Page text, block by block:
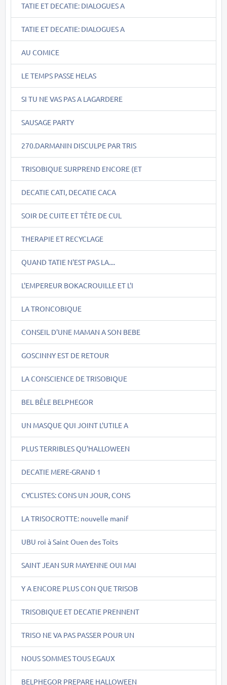
TATIE ET DECATIE: DIALOGUES A
TATIE ET DECATIE: DIALOGUES A
AU COMICE
LE TEMPS PASSE HELAS
SI TU NE VAS PAS A LAGARDERE
SAUSAGE PARTY
270.DARMANIN DISCULPE PAR TRIS
TRISOBIQUE SURPREND ENCORE (ET
DECATIE CATI, DECATIE CACA
SOIR DE CUITE ET TÊTE DE CUL
THERAPIE ET RECYCLAGE
QUAND TATIE N'EST PAS LA....
L'EMPEREUR BOKACROUILLE ET L'I
LA TRONCOBIQUE
CONSEIL D'UNE MAMAN A SON BEBE
GOSCINNY EST DE RETOUR
LA CONSCIENCE DE TRISOBIQUE
BEL BÊLE BELPHEGOR
UN MASQUE QUI JOINT L'UTILE A
PLUS TERRIBLES QU'HALLOWEEN
DECATIE MERE-GRAND 1
CYCLISTES: CONS UN JOUR, CONS
LA TRISOCROTTE: nouvelle manif
UBU roi à Saint Ouen des Toits
SAINT JEAN SUR MAYENNE OUI MAI
Y A ENCORE PLUS CON QUE TRISOB
TRISOBIQUE ET DECATIE PRENNENT
TRISO NE VA PAS PASSER POUR UN
NOUS SOMMES TOUS EGAUX
BELPHEGOR PREPARE HALLOWEEN